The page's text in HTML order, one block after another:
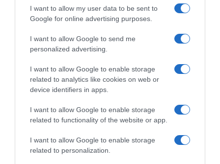
I want to allow my user data to be sent to
Google for online advertising purposes.
I want to allow Google to send me
personalized advertising.
I want to allow Google to enable storage
related to analytics like cookies on web or
device identifiers in apps.
I want to allow Google to enable storage
related to functionality of the website or app.
I want to allow Google to enable storage
related to personalization.
PRAZERES
Culinarium apresenta ‘Sabores do Mundo’
numa "uma viagem gastronómica por seis